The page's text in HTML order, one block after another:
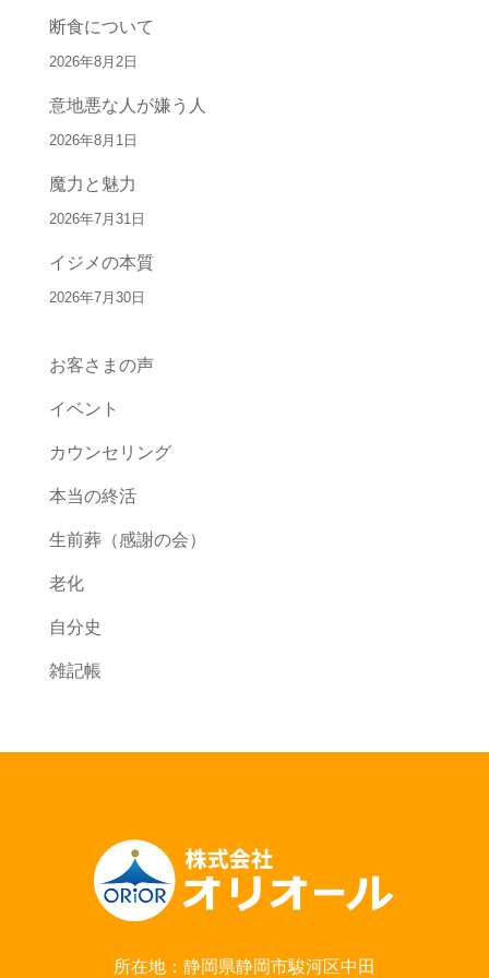
断食について
2026年8月2日
意地悪な人が嫌う人
2026年8月1日
魔力と魅力
2026年7月31日
イジメの本質
2026年7月30日
お客さまの声
イベント
カウンセリング
本当の終活
生前葬（感謝の会）
老化
自分史
雑記帳
所在地：静岡県静岡市駿河区中田